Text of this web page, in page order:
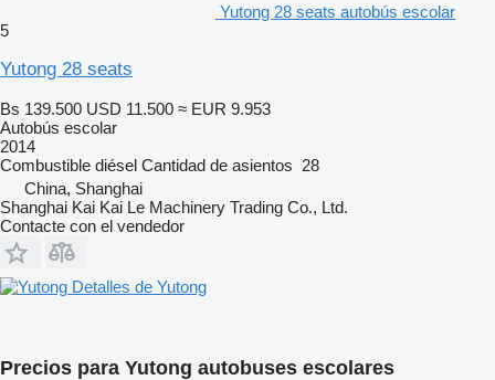
Yutong 28 seats autobús escolar
5
Yutong 28 seats
Bs 139.500 USD 11.500 ≈ EUR 9.953
Autobús escolar
2014
Combustible diésel Cantidad de asientos 28
China, Shanghai
Shanghai Kai Kai Le Machinery Trading Co., Ltd.
Contacte con el vendedor
Detalles de Yutong
Precios para Yutong autobuses escolares